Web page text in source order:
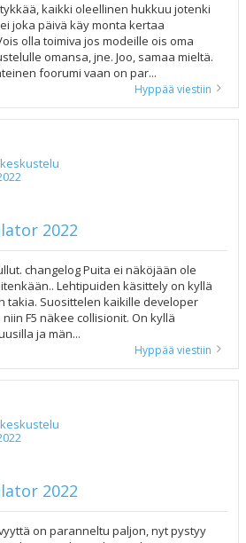
kaikki oleellinen hukkuu jotenki
joka päivä käy monta kertaa
olla toimiva jos modeille ois oma
omansa, jne. Joo, samaa mieltä.
foorumi vaan on par...
Hyppää viestiin
2022
changelog Puita ei näköjään ole
Lehtipuiden käsittely on kyllä
takia. Suosittelen kaikille developer
F5 näkee collisionit. On kyllä
ja män...
Hyppää viestiin
2022
on paranneltu paljon, nyt pystyy